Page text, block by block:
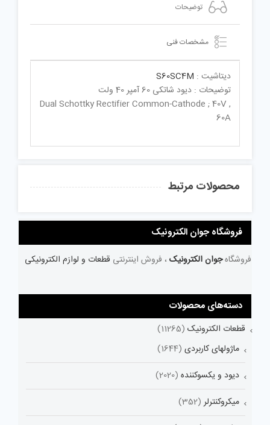
توضیحات
مشخصات فنی
دیتاشیت : S60SC4M
توضیحات : دیود شاتکی 60 آمپر 40 ولت
Dual Schottky Rectifier Common-Cathode ; 40V ,
60A
محصولات مرتبط
فروشگاه جوان الکترونیک
فروشگاهجوان الکترونیک ، فروش اینترنتی قطعات و لوازم الکترونیکی
دسته‌های محصولات
قطعات الکترونیک (11265)
ماژولهای کاربردی (1644)
دیود و یکسوکننده (2020)
میکروکنترلر (352)